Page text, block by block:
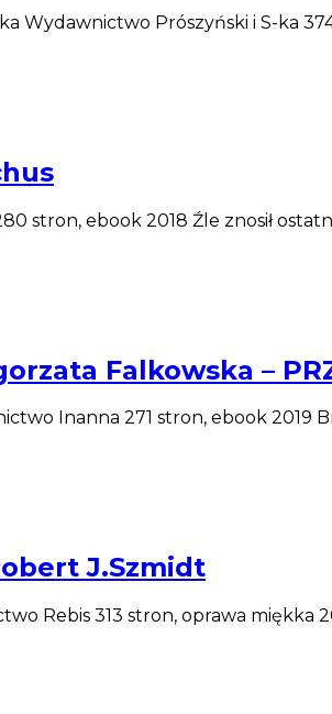
Wydawnictwo Prószyński i S-ka
stron, ebook 2018 Źle znosił
Falkowska –
Inanna 271 stron, ebook 2019
J.Szmidt
Rebis 313 stron, oprawa